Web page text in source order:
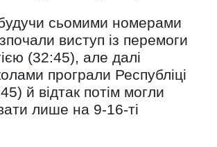
будучи сьомими номерами
виступ із перемоги
(32:45), але далі
програли Республіці
й відтак потім могли
лише на 9-16-ті